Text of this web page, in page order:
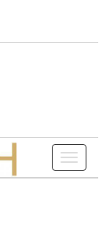
Toggle